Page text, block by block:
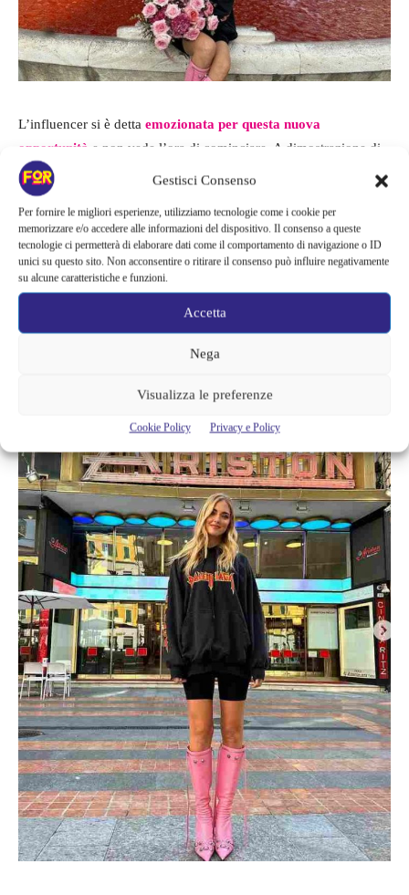
Gestisci Consenso
Per fornire le migliori esperienze, utilizziamo tecnologie come i cookie per
memorizzare e/o accedere alle informazioni del dispositivo. Il consenso a queste
tecnologie ci permetterà di elaborare dati come il comportamento di navigazione o ID
unici su questo sito. Non acconsentire o ritirare il consenso può influire negativamente
su alcune caratteristiche e funzioni.
Accetta
Nega
Visualizza le preferenze
Cookie Policy Privacy e Policy
L’influencer si è detta emozionata per questa nuova
opportunità e non vede l’ora di cominciare. A dimostrazione di
ciò la Ferragni ha condiviso
all’Ariston, condividendoli coi suoi follower. L’evento è seguito
da migliaia di spettatori quindi le aspettative nei suoi confronti
sono molto alte.
L’influencer si è mostrata ai suoi fan coi fiori, fuori dall’Ariston e
anche sul palco. La Ferragni ha voluto darci
prossimo ingaggioe si è recata sul posto anche per prendere un
po’ familiarità col luogo che la ospiterà per quasi una settimana.